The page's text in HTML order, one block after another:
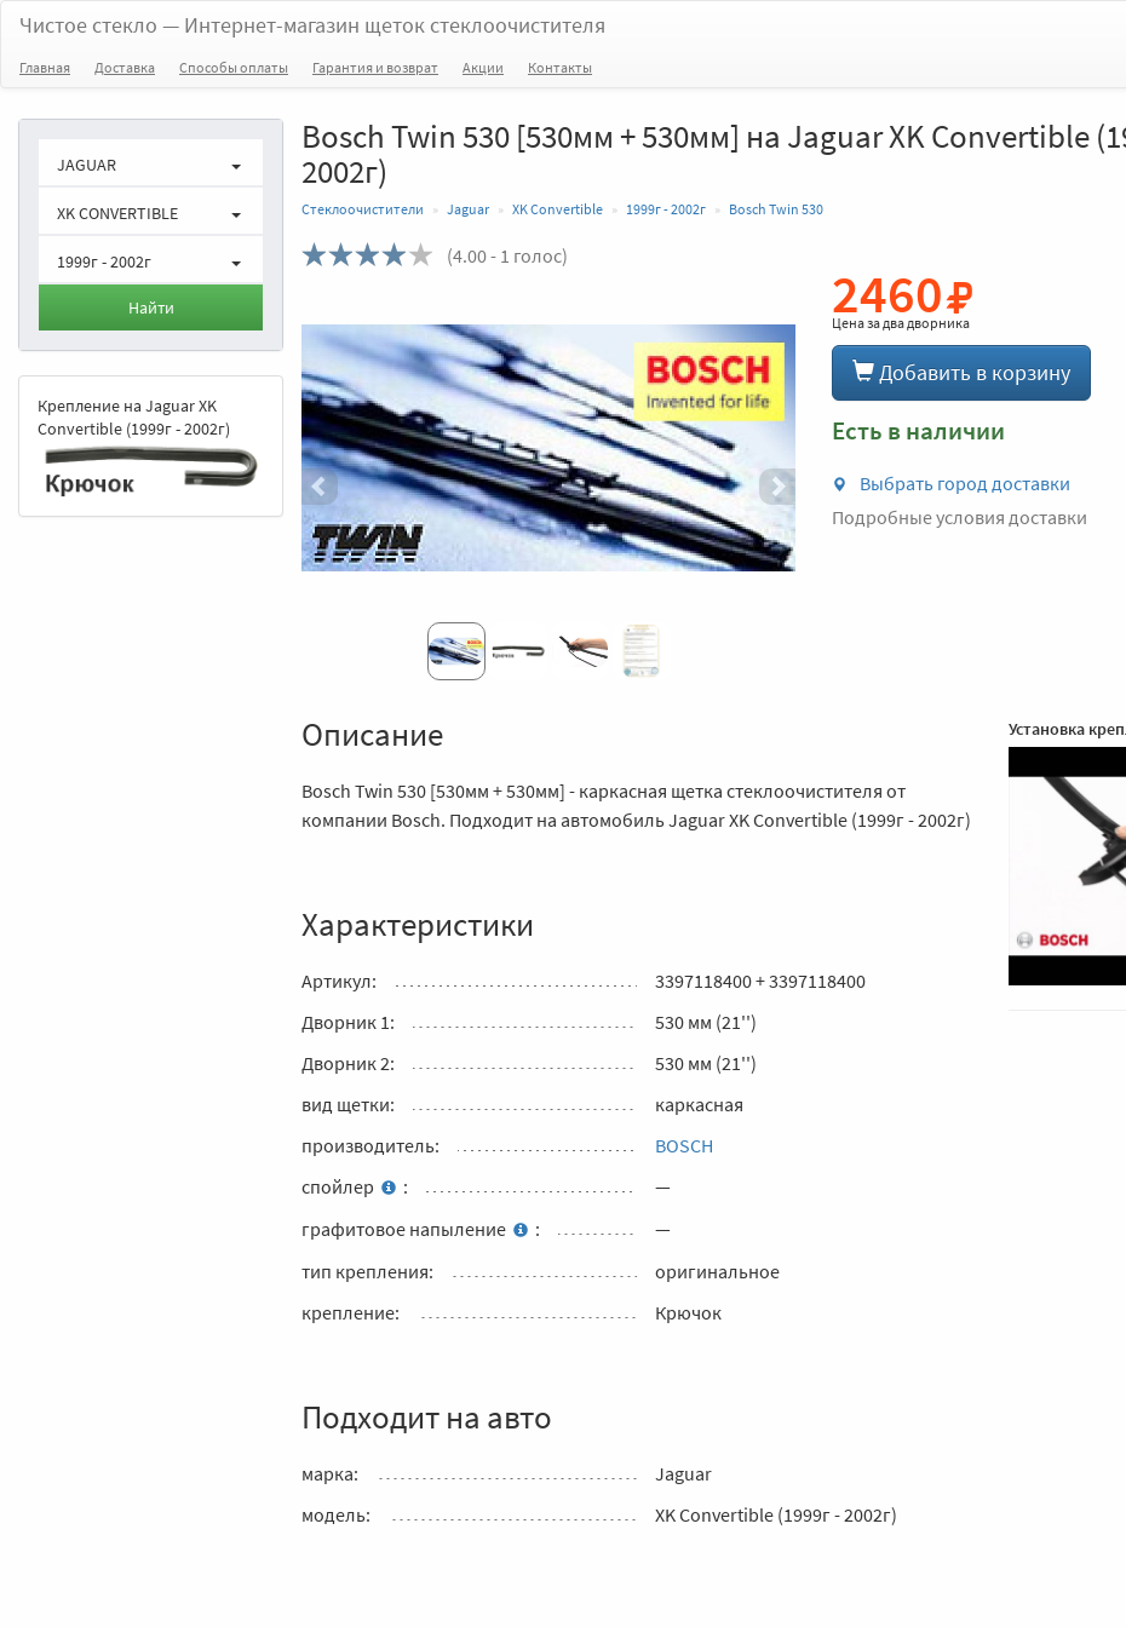
Чистое стекло — Интернет-магазин щеток стеклоочистителя
Главная Доставка Способы оплаты Гарантия и возврат Акции Контакты
Bosch Twin 530 [530мм + 530мм] на Jaguar XK Convertible
2002г)
Стеклоочистители Jaguar XK Convertible 1999г - 2002г Bosch Twin 530
(4.00- 1 голос)
Вперед2460
Цена задва дворника
Добавить в корзину
Есть в наличии
Выбрать город доставки
Подробные условия доставки
Установка
Описание
Bosch Twin 530 [530мм + 530мм] - каркасная щетка стеклоочистителя от
компании Bosch. Подходит на автомобиль Jaguar XK Convertible (1999г - 2002г)
Характеристики
Артикул:
3397118400 + 3397118400
Дворник 1:
530 мм (21'')
Дворник 2:
530 мм (21'')
вид щетки:
каркасная
производитель:
BOSCH
спойлер
:
—
графитовое напыление
:
—
тип крепления:
оригинальное
крепление:
Крючок
Подходит на авто
марка:
Jaguar
модель:
XK Convertible (1999г - 2002г)
JAGUAR
XK CONVERTIBLE
1999г - 2002г
Найти
Крепление на Jaguar XK
Convertible (1999г - 2002г)